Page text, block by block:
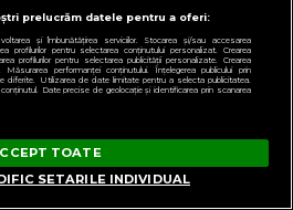
prelucrăm datele pentru a oferi:
și îmbunătățirea serviciilor. Stocarea și/sau accesarea
profilurilor pentru selectarea conținutului personalizat. Crearea
profilurilor pentru selectarea publicității personalizate. Crearea
Măsurarea performanței conținutului. Înțelegerea publicului prin
Utilizarea de date limitate pentru a selecta publicitatea.
Date precise de geolocație și identificarea prin scanarea
TOATE
SETARILE INDIVIDUAL